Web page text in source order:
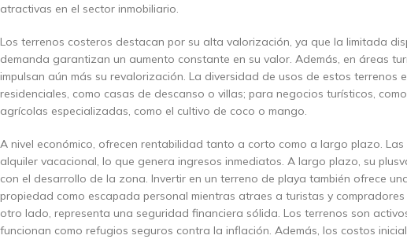
atractivas en el sector inmobiliario.
Los terrenos costeros destacan por su alta valorización, ya que la limitada
demanda garantizan un aumento constante en su valor. Además, en áreas
impulsan aún más su revalorización. La diversidad de usos de estos
residenciales, como casas de descanso o villas; para negocios turísticos,
agrícolas especializadas, como el cultivo de coco o mango.
A nivel económico, ofrecen rentabilidad tanto a corto como a largo plazo.
alquiler vacacional, lo que genera ingresos inmediatos. A largo plazo, su
con el desarrollo de la zona. Invertir en un terreno de playa también ofrece
propiedad como escapada personal mientras atraes a turistas y
otro lado, representa una seguridad financiera sólida. Los terrenos son
funcionan como refugios seguros contra la inflación. Además, los costos